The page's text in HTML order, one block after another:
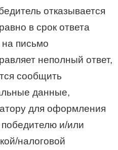
отказывается
в срок ответа
на письмо
неполный ответ,
сообщить
данные,
для оформления
и/или
налоговой